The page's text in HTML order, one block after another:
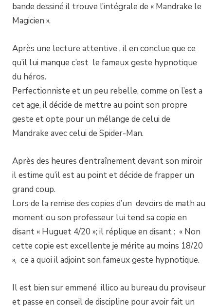
bande dessiné il trouve l’intégrale de « Mandrake le
Magicien ».
Après une lecture attentive , il en conclue que ce
qu’il lui manque c’est le fameux geste hypnotique
du héros.
Perfectionniste et un peu rebelle, comme on l’est a
cet age, il décide de mettre au point son propre
geste et opte pour un mélange de celui de
Mandrake avec celui de Spider-Man.
Après des heures d’entraînement devant son miroir
il estime qu’il est au point et décide de frapper un
grand coup.
Lors de la remise des copies d’un devoirs de math au
moment ou son professeur lui tend sa copie en
disant « Huguet 4/20 »; il réplique en disant : « Non
cette copie est excellente je mérite au moins 18/20
», ce a quoi il adjoint son fameux geste hypnotique.
Il est bien sur emmené illico au bureau du proviseur
et passe en conseil de discipline pour avoir fait un